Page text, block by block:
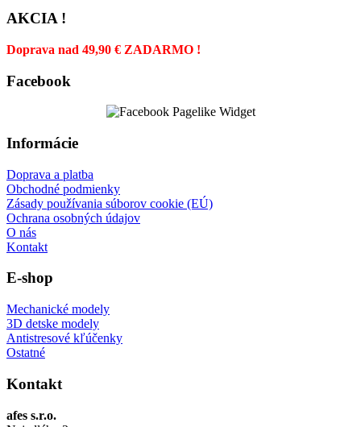
AKCIA !
Doprava nad 49,90 € ZADARMO !
Facebook
Informácie
Doprava a platba
Obchodné podmienky
Zásady používania súborov cookie (EÚ)
Ochrana osobných údajov
O nás
Kontakt
E-shop
Mechanické modely
3D detske modely
Antistresové kľúčenky
Ostatné
Kontakt
afes s.r.o.